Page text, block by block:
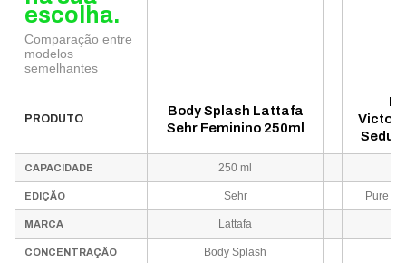
escolha.
Comparação entre
modelos
semelhantes
PRODUTO
Body Splash Lattafa
Sehr Feminino 250ml
CAPACIDADE 250 ml
EDIÇÃO Sehr Pure
MARCA Lattafa
CONCENTRAÇÃO Body Splash